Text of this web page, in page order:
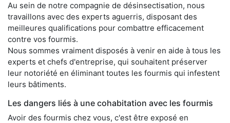
Au sein de notre compagnie de désinsectisation, nous
travaillons avec des experts aguerris, disposant des
meilleures qualifications pour combattre efficacement
contre vos fourmis.
Nous sommes vraiment disposés à venir en aide à tous les
experts et chefs d'entreprise, qui souhaitent préserver
leur notoriété en éliminant toutes les fourmis qui infestent
leurs bâtiments.
Les dangers liés à une cohabitation avec les fourmis
Avoir des fourmis chez vous, c'est être exposé en